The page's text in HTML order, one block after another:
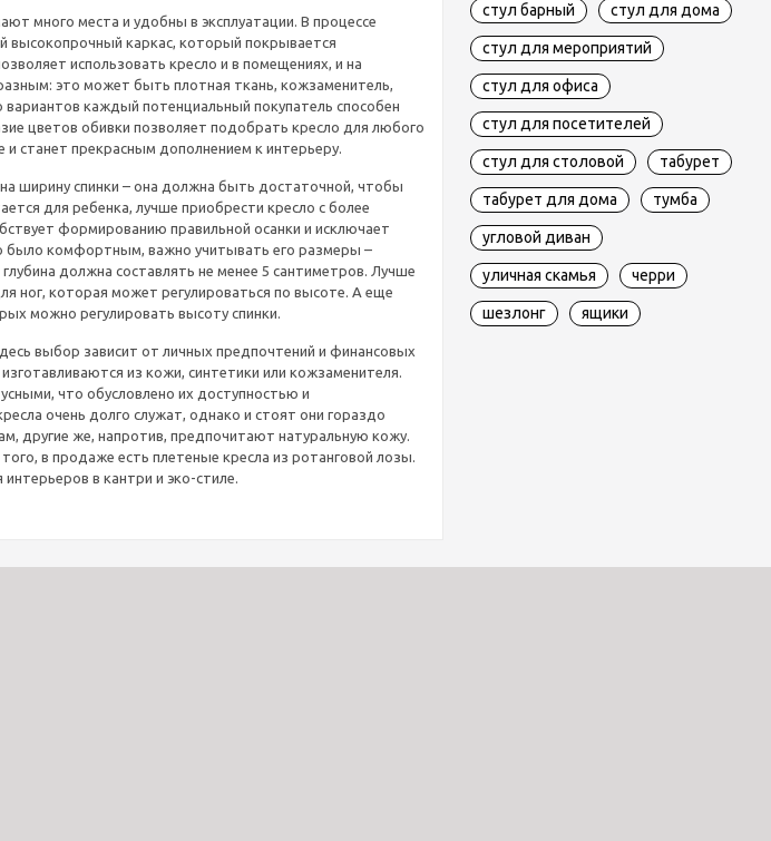
стул барный стул для дома
стул для мероприятий
стул для офиса
стул для посетителей
стул для столовой табурет
табурет для дома тумба
угловой диван
уличная скамья черри
шезлонг ящики
много места и удобны в эксплуатации. В процессе
высокопрочный каркас, который покрывается
использовать кресло и в помещениях, и на
это может быть плотная ткань, кожзаменитель,
каждый потенциальный покупатель способен
цветов обивки позволяет подобрать кресло для любого
станет прекрасным дополнением к интерьеру.
ширину спинки – она должна быть достаточной, чтобы
для ребенка, лучше приобрести кресло с более
формированию правильной осанки и исключает
было комфортным, важно учитывать его размеры –
должна составлять не менее 5 сантиметров. Лучше
ног, которая может регулироваться по высоте. А еще
можно регулировать высоту спинки.
выбор зависит от личных предпочтений и финансовых
из кожи, синтетики или кожзаменителя.
что обусловлено их доступностью и
очень долго служат, однако и стоят они гораздо
другие же, напротив, предпочитают натуральную кожу.
в продаже есть плетеные кресла из ротанговой лозы.
в кантри и эко-стиле.